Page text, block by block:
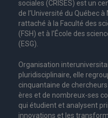
sociales (CRISES) est un
de l’Université du Québec
rattaché à la Faculté des
(FSH) et à l’École des
(ESG).
Organisation
pluridisciplinaire, elle
cinquantaine de chercheurs
ères et de nombreux-ses
qui étudient et analysent
innovations et les